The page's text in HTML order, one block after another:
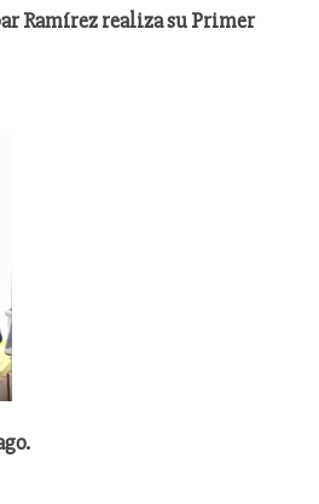
Ramírez realiza su Primer